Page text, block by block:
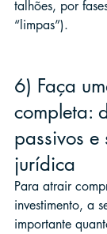
talhões, por
“limpas”).
6) Faça
completa:
passivos e
jurídica
Para atrair
investimento, a
importante